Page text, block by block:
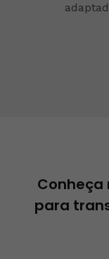
Conheça
para